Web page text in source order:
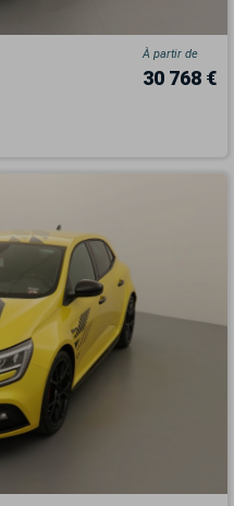
À partir de
30 768 €